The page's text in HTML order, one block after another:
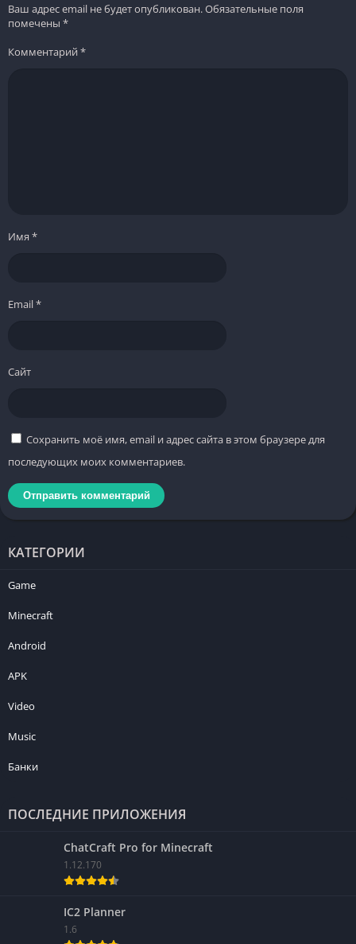
Ваш адрес email не будет опубликован.Обязательные поля
помечены *
Комментарий*
Имя *
Email*
Сайт
Сохранить моё имя, email и адрес сайта в этом браузере для
последующих моих комментариев.
КАТЕГОРИИ
Game
Minecraft
Android
APK
Video
Music
Банки
ПОСЛЕДНИЕ ПРИЛОЖЕНИЯ
ChatCraft Pro for Minecraft
1.12.170
IC2 Planner
1.6